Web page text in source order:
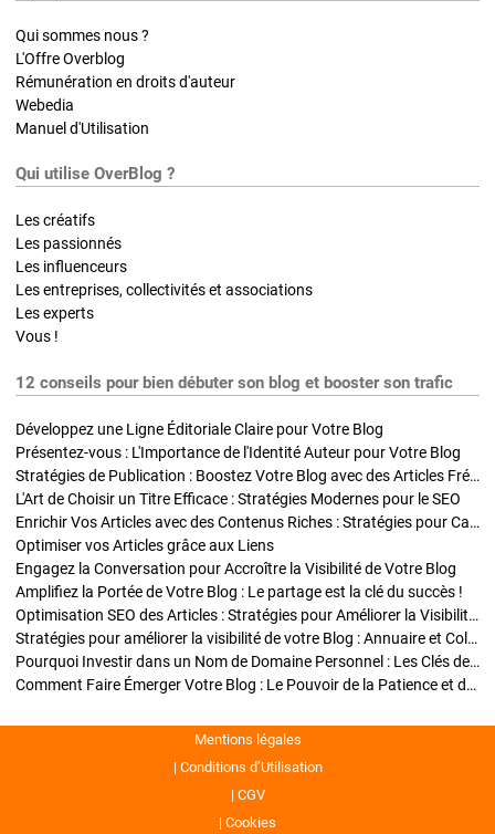
Qui sommes nous ?
L'Offre Overblog
Rémunération en droits d'auteur
Webedia
Manuel d'Utilisation
Qui utilise OverBlog ?
Les créatifs
Les passionnés
Les influenceurs
Les entreprises, collectivités et associations
Les experts
Vous !
12 conseils pour bien débuter son blog et booster son trafic
Développez une Ligne Éditoriale Claire pour Votre Blog
Présentez-vous : L'Importance de l'Identité Auteur pour Votre Blog
Stratégies de Publication : Boostez Votre Blog avec des Articles Fréquents et Exclusifs
L'Art de Choisir un Titre Efficace : Stratégies Modernes pour le SEO
Enrichir Vos Articles avec des Contenus Riches : Stratégies pour Captiver et Optimiser
Optimiser vos Articles grâce aux Liens
Engagez la Conversation pour Accroître la Visibilité de Votre Blog
Amplifiez la Portée de Votre Blog : Le partage est la clé du succès !
Optimisation SEO des Articles : Stratégies pour Améliorer la Visibilité de Votre Blog
Stratégies pour améliorer la visibilité de votre Blog : Annuaire et Collaborations
Pourquoi Investir dans un Nom de Domaine Personnel : Les Clés de la Réussite de Votre Blog
Comment Faire Émerger Votre Blog : Le Pouvoir de la Patience et de la Persévérance
Mentions légales
Conditions d’Utilisation
CGV
Cookies